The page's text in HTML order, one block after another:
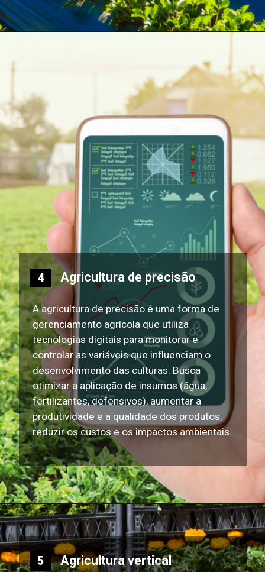
Agricultura de precisão
A agricultura de precisão é uma forma de
gerenciamento agrícola que utiliza
tecnologias digitais para monitorar e
controlar as variáveis que influenciam o
desenvolvimento das culturas. Busca
otimizar a aplicação de insumos (água,
fertilizantes, defensivos), aumentar a
produtividade e a qualidade dos produtos,
reduzir os custos e os impactos ambientais.
4
Agricultura vertical
5